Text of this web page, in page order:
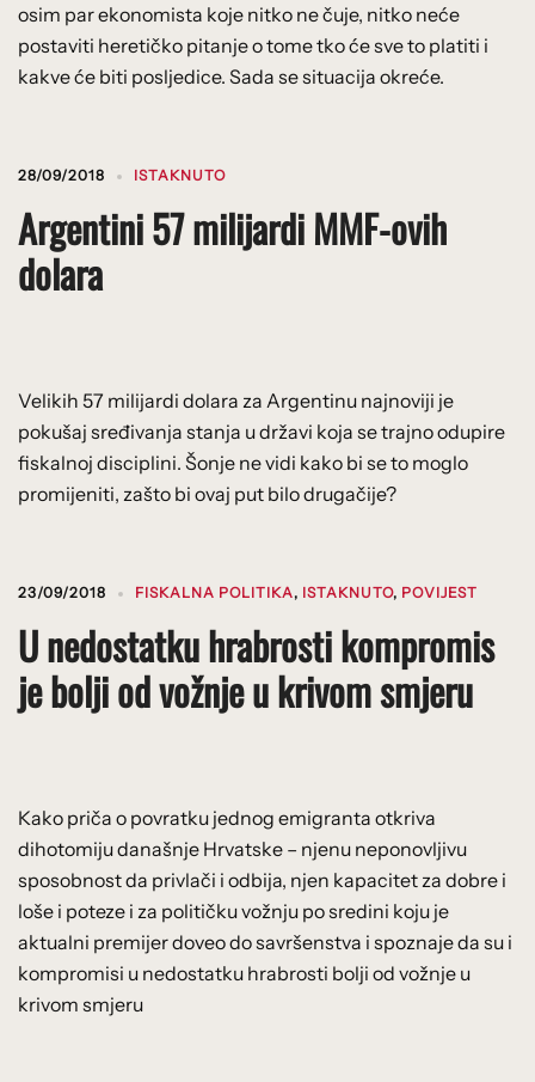
osim par ekonomista koje nitko ne čuje, nitko neće
postaviti heretičko pitanje o tome tko će sve to platiti i
kakve će biti posljedice. Sada se situacija okreće.
28/09/2018 ISTAKNUTO
Argentini 57 milijardi MMF-ovih
dolara
Velikih 57 milijardi dolara za Argentinu najnoviji je
pokušaj sređivanja stanja u državi koja se trajno odupire
fiskalnoj disciplini. Šonje ne vidi kako bi se to moglo
promijeniti, zašto bi ovaj put bilo drugačije?
23/09/2018 FISKALNA POLITIKA, ISTAKNUTO, POVIJEST
U nedostatku hrabrosti kompromis
je bolji od vožnje u krivom smjeru
Kako priča o povratku jednog emigranta otkriva
dihotomiju današnje Hrvatske – njenu neponovljivu
sposobnost da privlači i odbija, njen kapacitet za dobre i
loše i poteze i za političku vožnju po sredini koju je
aktualni premijer doveo do savršenstva i spoznaje da su i
kompromisi u nedostatku hrabrosti bolji od vožnje u
krivom smjeru